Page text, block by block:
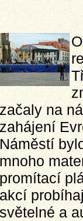
začaly na
zahájení
Náměstí
mnoho
promítací
akcí
světelné a